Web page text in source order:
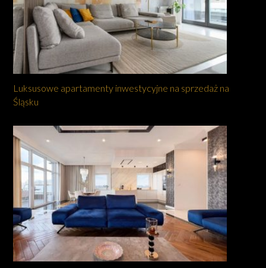
Luksusowe apartamenty inwestycyjne na sprzedaż na
Śląsku